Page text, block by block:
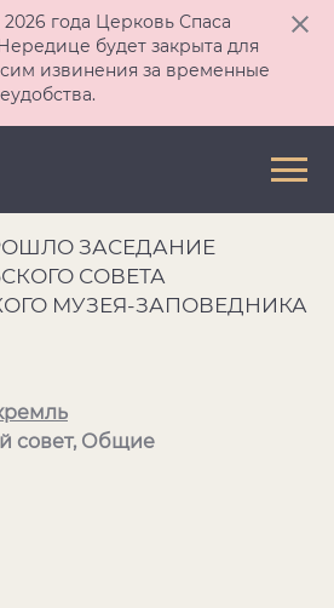
2026 года Церковь Спаса
будет закрыта для
извинения за временные
ЗАСЕДАНИЕ
СОВЕТА
МУЗЕЯ-ЗАПОВЕДНИКА
совет, Общие